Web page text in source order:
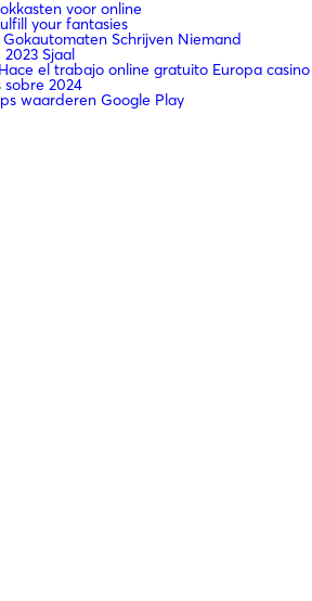
voor online
your fantasies
Schrijven Niemand
Sjaal
el trabajo online gratuito Europa casino
2024
waarderen Google Play